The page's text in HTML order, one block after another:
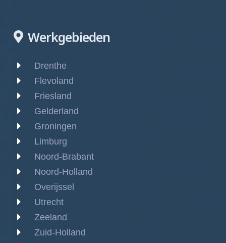
Werkgebieden
Drenthe
Flevoland
Friesland
Gelderland
Groningen
Limburg
Noord-Brabant
Noord-Holland
Overijssel
Utrecht
Zeeland
Zuid-Holland